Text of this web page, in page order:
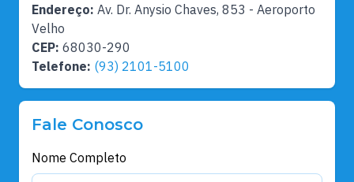
Endereço: Av. Dr. Anysio Chaves, 853 - Aeroporto
Velho
CEP: 68030-290
Telefone: (93) 2101-5100
Fale Conosco
Nome Completo